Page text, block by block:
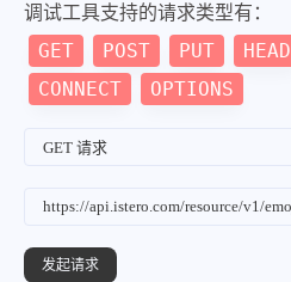
调试工具支持的请求类型有：
GET POST PUT HEAD
CONNECT
OPTIONS